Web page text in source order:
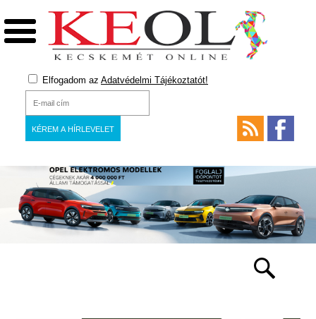
Elfogadom az Adatvédelmi Tájékoztatót!